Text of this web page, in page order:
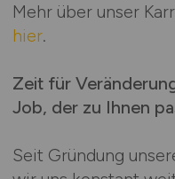
Mehr über unser
hier.
Zeit für
Job, der zu Ihnen
Seit Gründung